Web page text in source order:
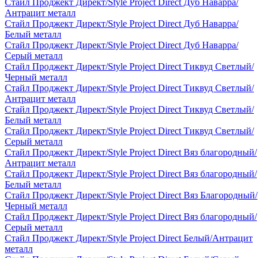
Стайл Проджект Директ/Style Project Direct Дуб Наварра/
Антрацит металл
Стайл Проджект Директ/Style Project Direct Дуб Наварра/
Белый металл
Стайл Проджект Директ/Style Project Direct Дуб Наварра/
Серый металл
Стайл Проджект Директ/Style Project Direct Тиквуд Светлый/
Черный металл
Стайл Проджект Директ/Style Project Direct Тиквуд Светлый/
Антрацит металл
Стайл Проджект Директ/Style Project Direct Тиквуд Светлый/
Белый металл
Стайл Проджект Директ/Style Project Direct Тиквуд Светлый/
Серый металл
Стайл Проджект Директ/Style Project Direct Вяз благородный/
Антрацит металл
Стайл Проджект Директ/Style Project Direct Вяз благородный/
Белый металл
Стайл Проджект Директ/Style Project Direct Вяз Благородный/
Черный металл
Стайл Проджект Директ/Style Project Direct Вяз благородный/
Серый металл
Стайл Проджект Директ/Style Project Direct Белый/Антрацит
металл